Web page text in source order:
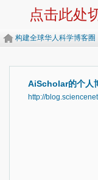
点击此处
构建全球华人科学博客圈
AiScholar的个人
http://